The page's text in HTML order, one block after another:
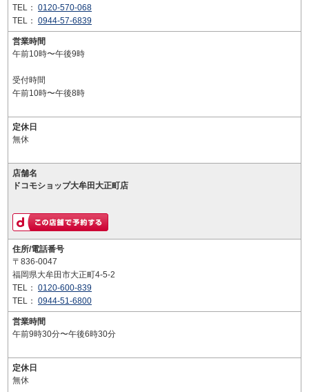
TEL： 0120-570-068
TEL： 0944-57-6839
営業時間
午前10時〜午後9時
受付時間
午前10時〜午後8時
定休日
無休
店舗名
ドコモショップ大牟田大正町店
住所/電話番号
〒836-0047
福岡県大牟田市大正町4-5-2
TEL： 0120-600-839
TEL： 0944-51-6800
営業時間
午前9時30分〜午後6時30分
定休日
無休